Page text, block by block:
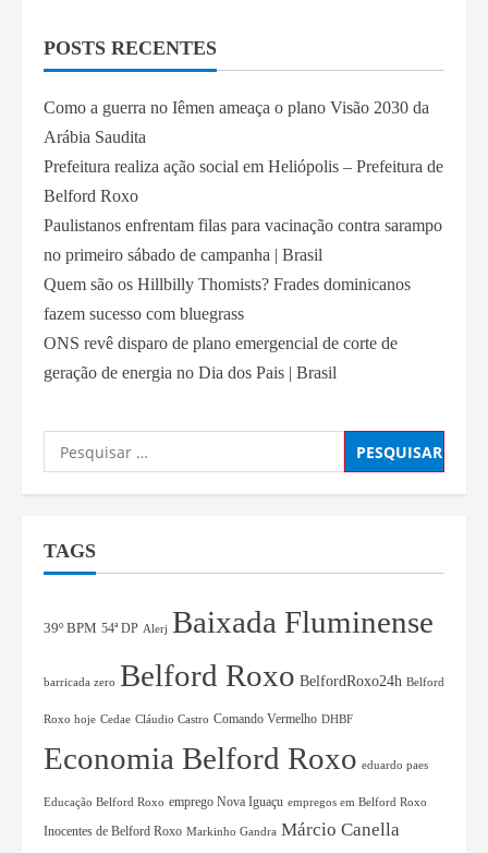
POSTS RECENTES
Como a guerra no Iêmen ameaça o plano Visão 2030 da
Arábia Saudita
Prefeitura realiza ação social em Heliópolis – Prefeitura de
Belford Roxo
Paulistanos enfrentam filas para vacinação contra sarampo
no primeiro sábado de campanha | Brasil
Quem são os Hillbilly Thomists? Frades dominicanos
fazem sucesso com bluegrass
ONS revê disparo de plano emergencial de corte de
geração de energia no Dia dos Pais | Brasil
TAGS
39º BPM 54ª DP Alerj Baixada Fluminense
barricada zero Belford Roxo BelfordRoxo24h Belford
Roxo hoje Cedae Cláudio Castro Comando Vermelho DHBF
Economia Belford Roxo eduardo paes
Educação Belford Roxo emprego Nova Iguaçu empregos em Belford Roxo
Inocentes de Belford Roxo Markinho Gandra Márcio Canella